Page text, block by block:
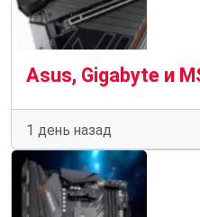
1 день назад